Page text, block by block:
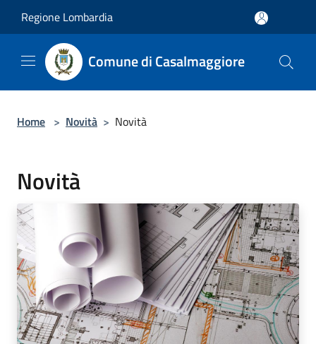
Regione Lombardia
Comune di Casalmaggiore
Home > Novità > Novità
Novità